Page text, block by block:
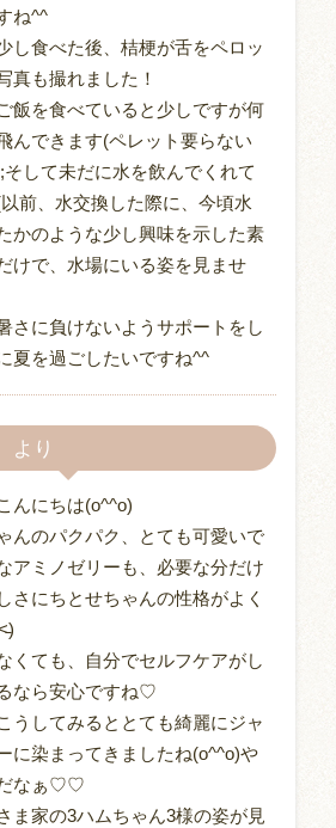
ね^^
し食べた後、桔梗が舌をペロッ
真も撮れました！
飯を食べていると少しですが何
んできます(ペレット要らない
して未だに水を飲んでくれて
前、水交換した際に、今頃水
かのような少し興味を示した素
けで、水場にいる姿を見ませ
さに負けないようサポートをし
夏を過ごしたいですね^^
んにちは(o^^o)
んのパクパク、とても可愛いで
ミノゼリーも、必要な分だけ
さにちとせちゃんの性格がよく
くても、自分でセルフケアがし
なら安心ですね♡
うしてみるととても綺麗にジャ
に染まってきましたね(o^^o)や
だなぁ♡♡
ま家の3ハムちゃん3様の姿が見